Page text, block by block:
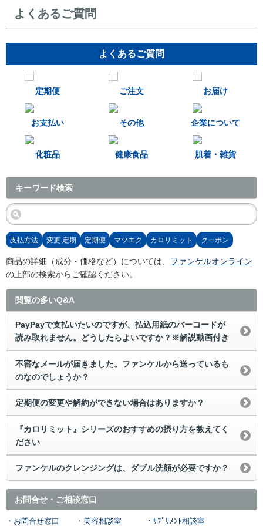
よくあるご質問
よくあるご質問
定期便 ご注文 お届け
お支払い その他 企業について
化粧品 健康食品 肌着・雑貨
キーワード検索
支払方法 変更 定期 定期便 マツエク カロリミット クーポン
商品の詳細（成分・価格など）については、 ファンケルオンライン
の上部の検索からご確認ください。
閲覧の多いQ&A
PayPayで支払いたいのですが、払込用紙のバーコードが
読み取れません。どうしたらよいですか？※解説動画付き
不審なメールが届きました。ファンケルから送っているも
のなのでしょうか？
定期便の変更や解約ができない場合はありますか？
『カロリミット』シリーズのおすすめの摂り方を教えてく
ださい
ファンケルのクレンジングは、ダブル洗顔が必要ですか？
お問合せ・ご相談窓口
・お問合せ窓口 ・美容相談室 ・ｻﾌﾟﾘﾒﾝﾄ相談室